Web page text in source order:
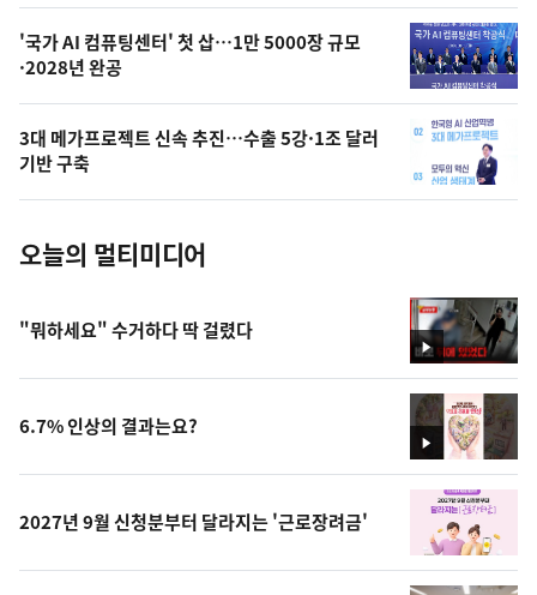
오
의
사
진
'국가 AI 컴퓨팅센터' 첫 삽…1만 5000장 규모
·2028년 완공
3대 메가프로젝트 신속 추진…수출 5강·1조 달러
기반 구축
오늘의 멀티미디어
영
상
"뭐하세요" 수거하다 딱 걸렸다
영
상
6.7% 인상의 결과는요?
2027년 9월 신청분부터 달라지는 '근로장려금'